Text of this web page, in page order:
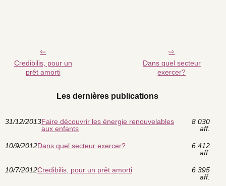
Credibilis, pour un
prêt amorti
Dans quel secteur
exercer?
Les dernières publications
31/12/2013Faire découvrir les énergie renouvelables
aux enfants
8 030
aff.
10/9/2012Dans quel secteur exercer?
6 412
aff.
10/7/2012Credibilis, pour un prêt amorti
6 395
aff.